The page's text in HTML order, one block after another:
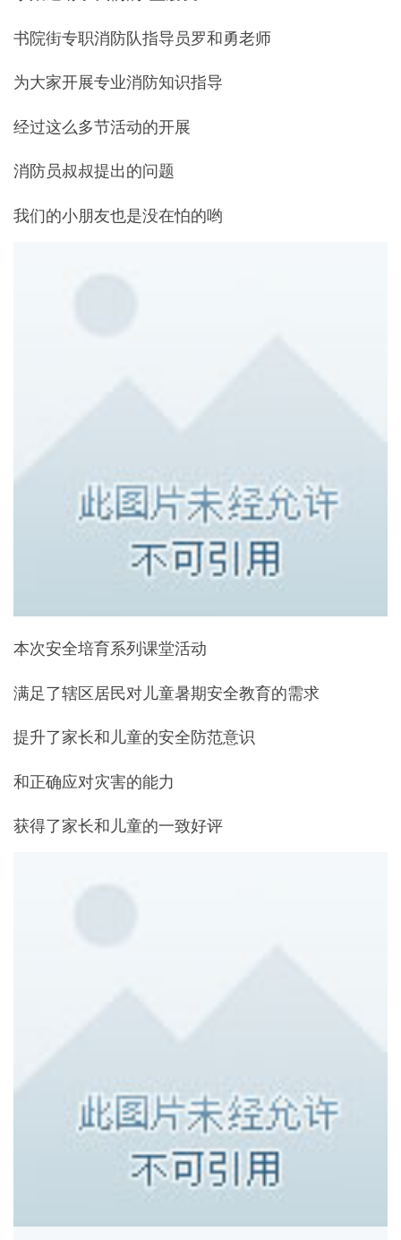
书院街专职消防队指导员罗和勇老师
为大家开展专业消防知识指导
经过这么多节活动的开展
消防员叔叔提出的问题
我们的小朋友也是没在怕的哟
本次安全培育系列课堂活动
满足了辖区居民对儿童暑期安全教育的需求
提升了家长和儿童的安全防范意识
和正确应对灾害的能力
获得了家长和儿童的一致好评